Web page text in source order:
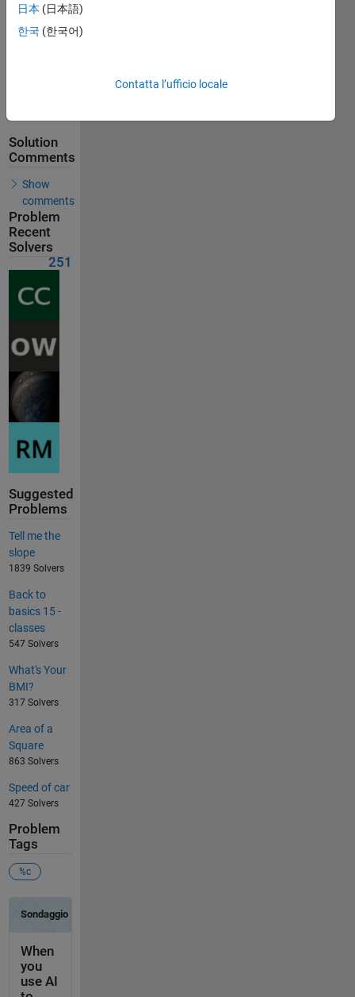
Solution
on Jul 30,
Solution
Comments
Show
comments
Problem
Recent
Solvers
251
Suggested
Problems
Tell me the
slope
1839 Solvers
Back to
basics 15 -
classes
547 Solvers
What's Your
BMI?
317 Solvers
Area of a
Square
863 Solvers
Speed of car
427 Solvers
Problem
Tags
%c
日本 (日本語)
한국 (한국어)
Contatta l’ufficio locale